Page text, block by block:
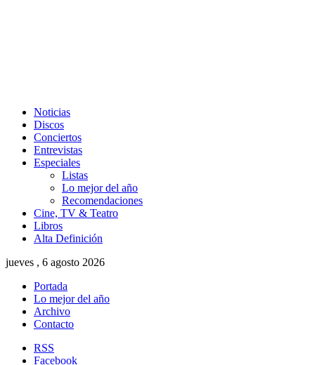
Noticias
Discos
Conciertos
Entrevistas
Especiales
Listas
Lo mejor del año
Recomendaciones
Cine, TV & Teatro
Libros
Alta Definición
jueves , 6 agosto 2026
Portada
Lo mejor del año
Archivo
Contacto
RSS
Facebook